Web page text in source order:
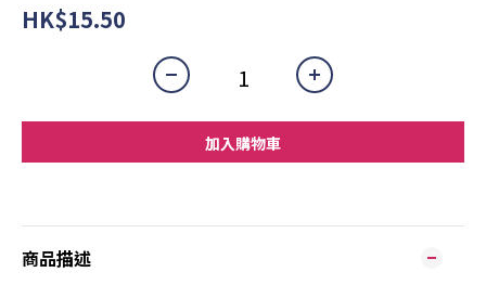
HK$15.50
加入購物車
商品描述